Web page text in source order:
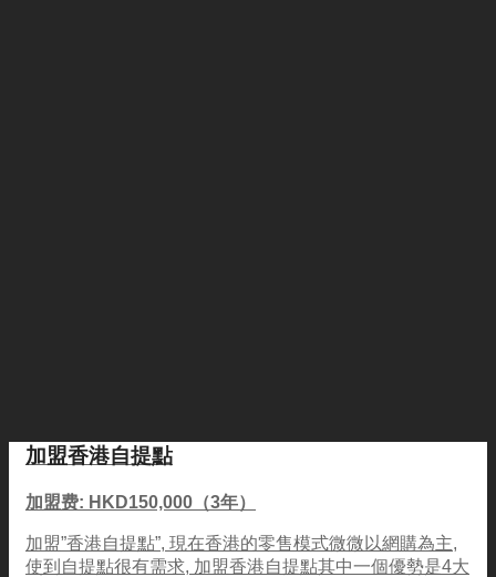
加盟香港自提點
加盟费: HKD150,000（3年）
加盟”香港自提點”, 現在香港的零售模式微微以網購為主,
使到自提點很有需求, 加盟香港自提點其中一個優勢是4大